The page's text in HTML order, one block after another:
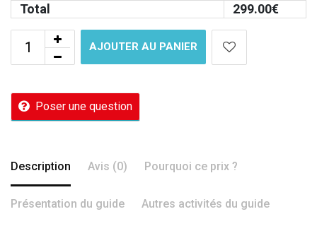
Total
299.00€
AJOUTER AU PANIER
Poser une question
Description Avis (0) Pourquoi ce prix ?
Présentation du guide Autres activités du guide